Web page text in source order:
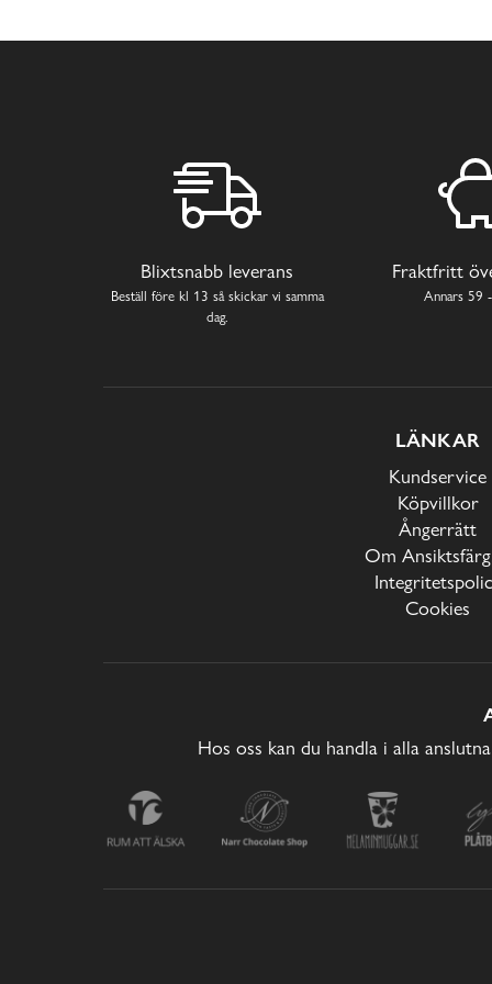
Blixtsnabb leverans
Beställ före kl 13 så skickar vi samma
dag.
Fraktfritt
Annars 59
LÄNKAR
Kundservice
Köpvillkor
Ångerrätt
Om
Cookies
Hos oss kan du handla i alla